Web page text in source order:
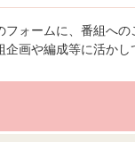
ォームに、番組へ
画や編成等に活かし